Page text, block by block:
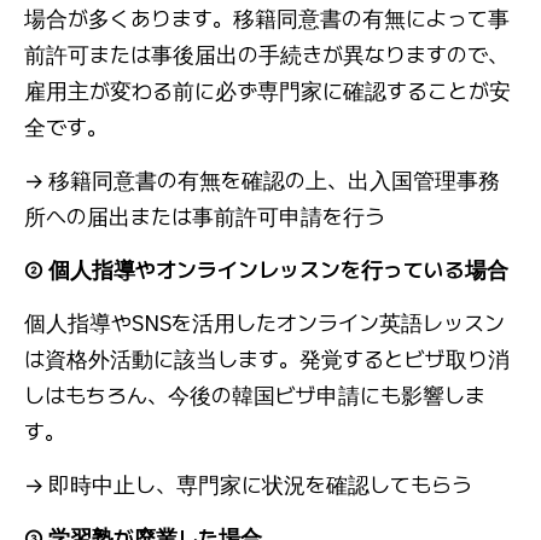
場合が多くあります。移籍同意書の有無によって事
前許可または事後届出の手続きが異なりますので、
雇用主が変わる前に必ず専門家に確認することが安
全です。
→ 移籍同意書の有無を確認の上、出入国管理事務
所への届出または事前許可申請を行う
② 個人指導やオンラインレッスンを行っている場合
個人指導やSNSを活用したオンライン英語レッスン
は資格外活動に該当します。発覚するとビザ取り消
しはもちろん、今後の韓国ビザ申請にも影響しま
す。
→ 即時中止し、専門家に状況を確認してもらう